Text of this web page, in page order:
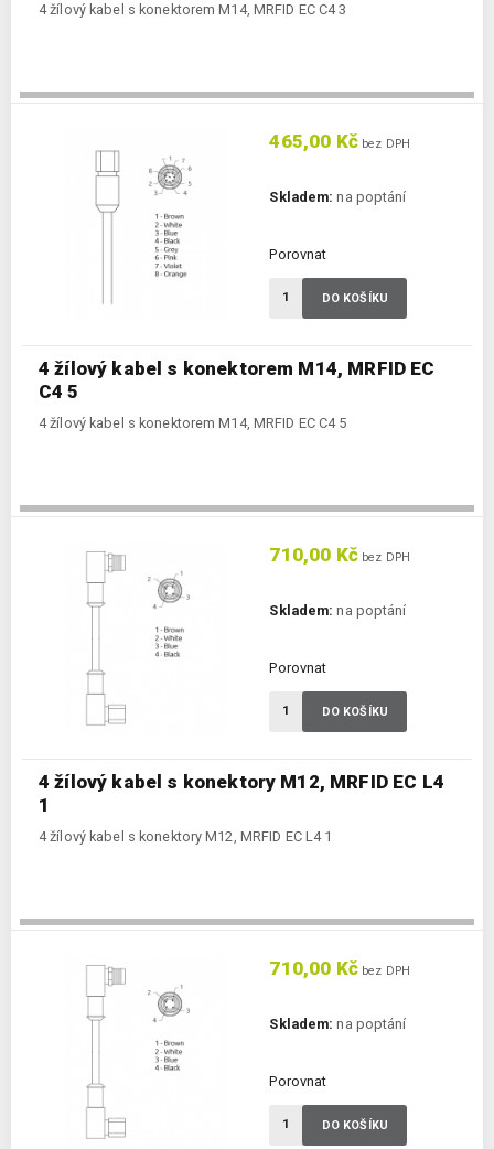
4 žílový kabel s konektorem M14, MRFID EC C4 3
4 žílový kabel s konektorem M14, MRFID EC
C4 5
4 žílový kabel s konektorem M14, MRFID EC C4 5
465,00 Kč bez DPH
Skladem: na poptání
Porovnat
DO KOŠÍKU
4 žílový kabel s konektory M12, MRFID EC L4
1
4 žílový kabel s konektory M12, MRFID EC L4 1
710,00 Kč bez DPH
Skladem: na poptání
Porovnat
DO KOŠÍKU
710,00 Kč bez DPH
Skladem: na poptání
Porovnat
DO KOŠÍKU